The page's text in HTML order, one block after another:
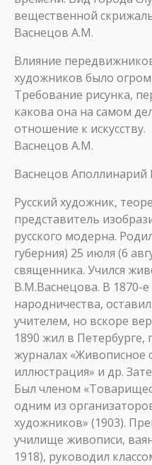
вещественной
Васнецов А.М.
Влияние
художников было
Требование рисунка,
какова она на самом
отношение к искусству.
Васнецов А.М.
Васнецов Аполлинарий
Русский художник,
представитель
русского модерна.
губерния) 25 июля (6
священника. Учился
В.М.Васнецова. В 1870-
народничества,
учителем, но вскоре
1890 жил в
журналах «Живописное
иллюстрация» и др.
Был членом
одним из
художников» (1903).
училище живописи,
1918), руководил